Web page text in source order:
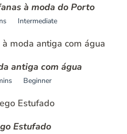
à moda do Porto
Intermediate
antiga com água
Beginner
Estufado